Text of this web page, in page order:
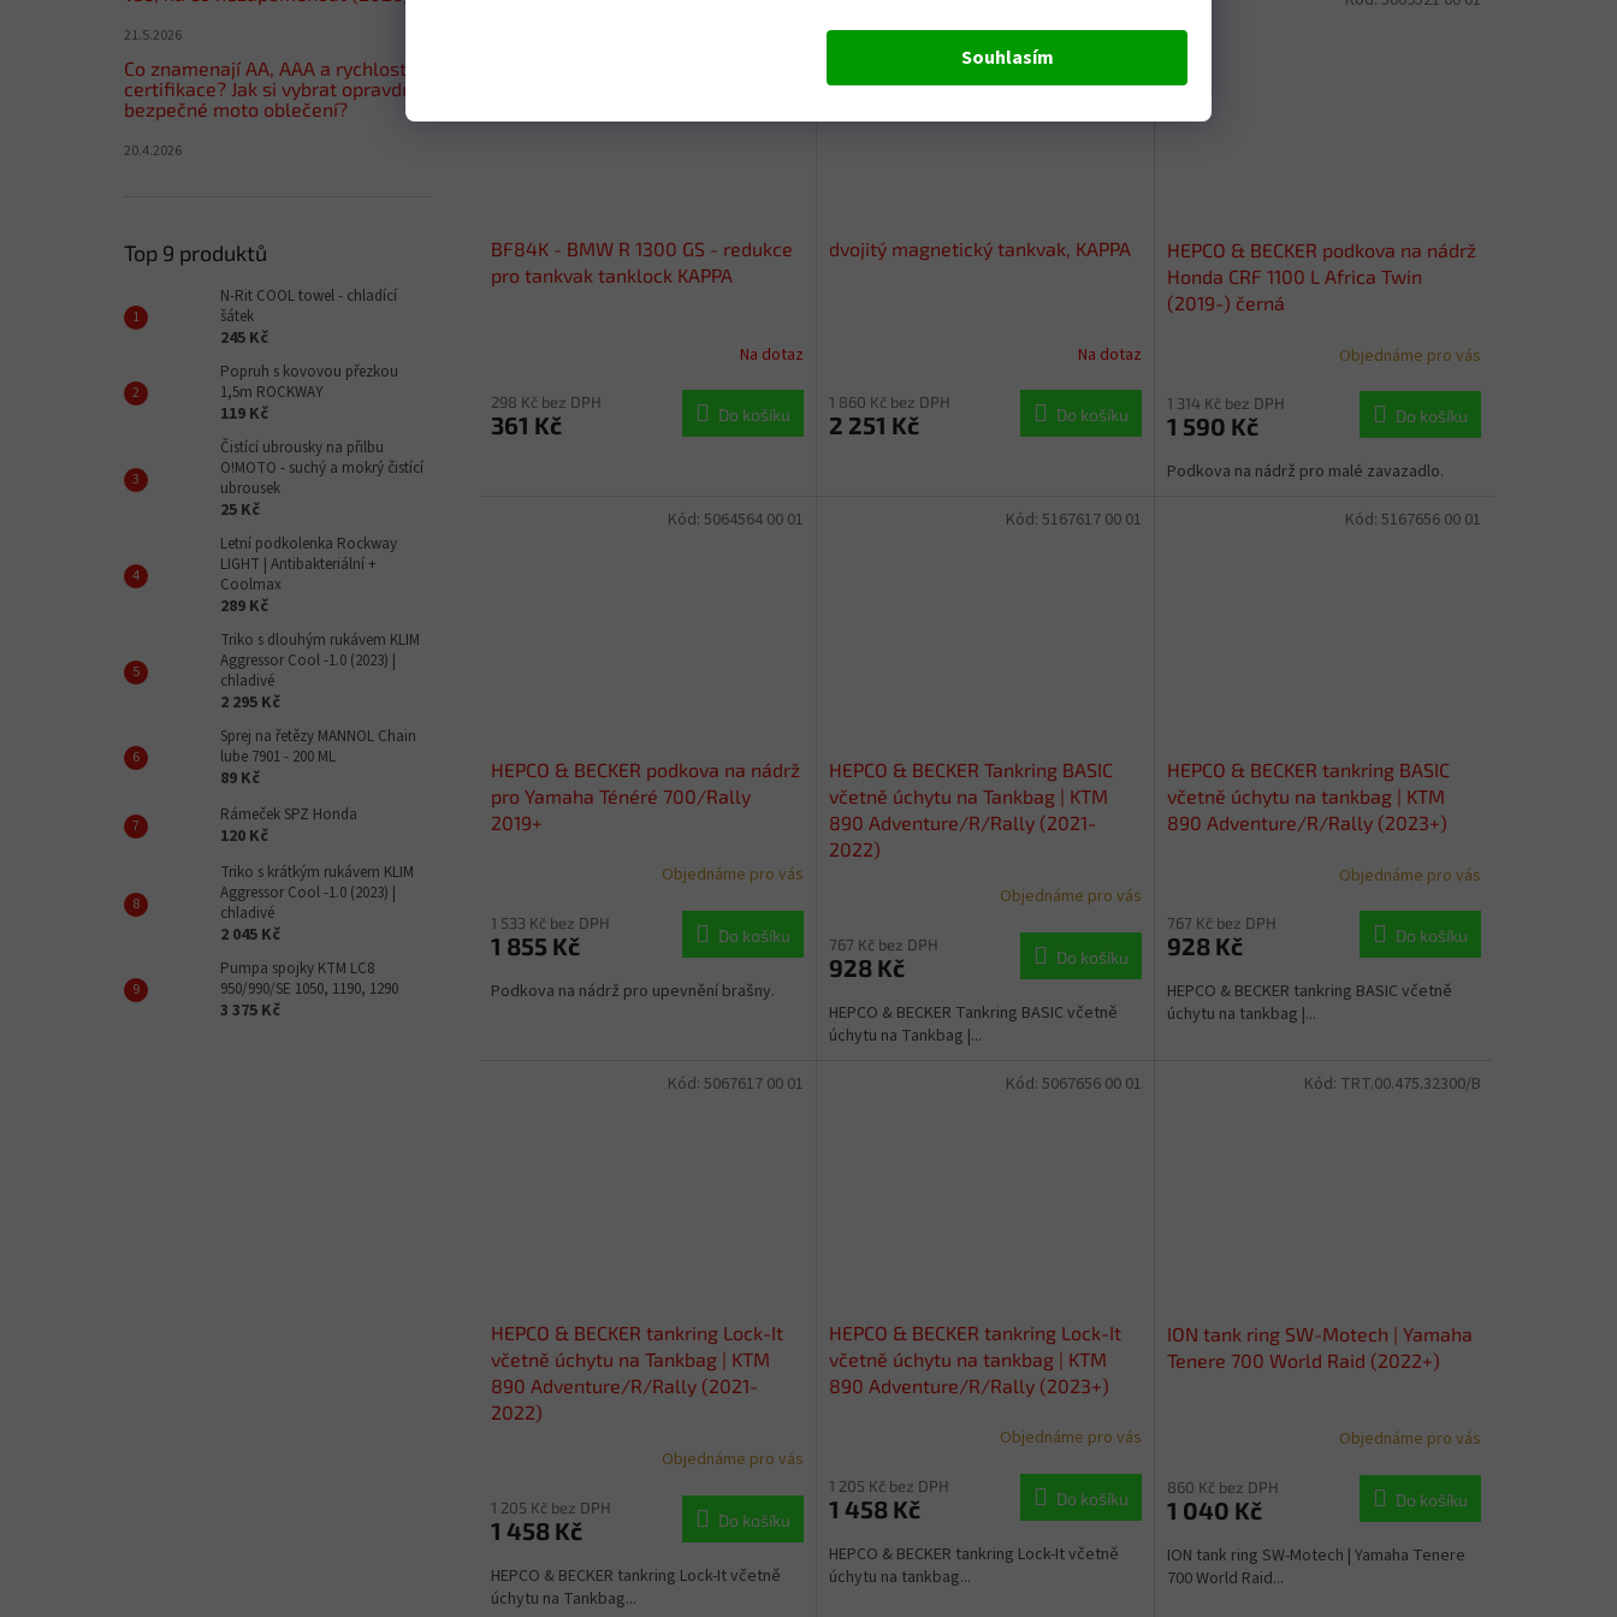
Souhlasím
21.5.2026
Co znamenají AA, AAA a rychlostní
certifikace? Jak si vybrat opravdu
bezpečné moto oblečení?
20.4.2026
Top 9 produktů
N-Rit COOL towel - chladící
šátek
245 Kč
Popruh s kovovou přezkou
1,5m ROCKWAY
119 Kč
Čistící ubrousky na přilbu
O!MOTO - suchý a mokrý čistící
ubrousek
25 Kč
Letní podkolenka Rockway
LIGHT | Antibakteriální +
Coolmax
289 Kč
Triko s dlouhým rukávem KLIM
Aggressor Cool -1.0 (2023) |
chladivé
2 295 Kč
Sprej na řetězy MANNOL Chain
lube 7901 - 200 ML
89 Kč
Rámeček SPZ Honda
120 Kč
Triko s krátkým rukávem KLIM
Aggressor Cool -1.0 (2023) |
chladivé
2 045 Kč
Pumpa spojky KTM LC8
950/990/SE 1050, 1190, 1290
3 375 Kč
BF84K - BMW R 1300 GS - redukce
pro tankvak tanklock KAPPA
Na dotaz
298 Kč bez DPH
361 Kč Do košíku
dvojitý magnetický tankvak, KAPPA
Na dotaz
1 860 Kč bez DPH
2 251 Kč Do košíku
HEPCO & BECKER podkova na nádrž
Honda CRF 1100 L Africa Twin
(2019-) černá
Objednáme pro vás
1 314 Kč bez DPH
1 590 Kč Do košíku
Podkova na nádrž pro malé zavazadlo.
HEPCO & BECKER podkova na nádrž
pro Yamaha Ténéré 700/Rally
2019+
Objednáme pro vás
1 533 Kč bez DPH
1 855 Kč Do košíku
Podkova na nádrž pro upevnění brašny.
Kód: 5064564 00 01
HEPCO & BECKER Tankring BASIC
včetně úchytu na Tankbag | KTM
890 Adventure/R/Rally (2021-
2022)
Objednáme pro vás
767 Kč bez DPH
928 Kč Do košíku
HEPCO & BECKER Tankring BASIC včetně
úchytu na Tankbag |...
Kód: 5167617 00 01
HEPCO & BECKER tankring BASIC
včetně úchytu na tankbag | KTM
890 Adventure/R/Rally (2023+)
Objednáme pro vás
767 Kč bez DPH
928 Kč Do košíku
HEPCO & BECKER tankring BASIC včetně
úchytu na tankbag |...
Kód: 5167656 00 01
HEPCO & BECKER tankring Lock-It
včetně úchytu na Tankbag | KTM
890 Adventure/R/Rally (2021-
2022)
Objednáme pro vás
1 205 Kč bez DPH
1 458 Kč Do košíku
HEPCO & BECKER tankring Lock-It včetně
úchytu na Tankbag...
Kód: 5067617 00 01
HEPCO & BECKER tankring Lock-It
včetně úchytu na tankbag | KTM
890 Adventure/R/Rally (2023+)
Objednáme pro vás
1 205 Kč bez DPH
1 458 Kč Do košíku
HEPCO & BECKER tankring Lock-It včetně
úchytu na tankbag...
Kód: 5067656 00 01
ION tank ring SW-Motech | Yamaha
Tenere 700 World Raid (2022+)
Objednáme pro vás
860 Kč bez DPH
1 040 Kč Do košíku
ION tank ring SW-Motech | Yamaha Tenere
700 World Raid...
Kód: TRT.00.475.32300/B